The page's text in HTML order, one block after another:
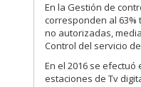
En la Gestión de
corresponden al
no autorizadas,
Control del servicio
En el 2016 se
estaciones de Tv